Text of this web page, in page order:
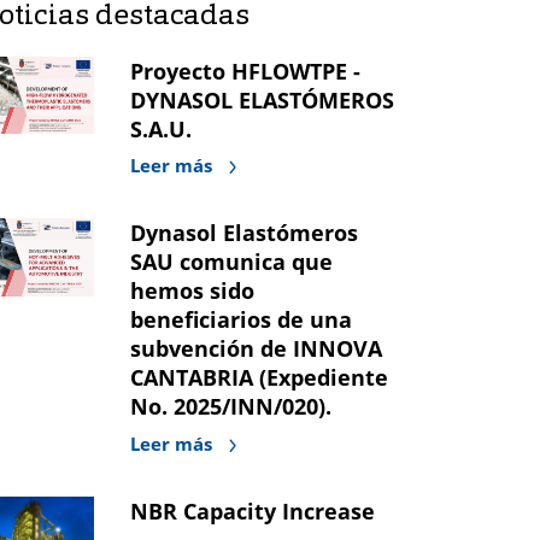
destacadas
Proyecto HFLOWTPE -
DYNASOL ELASTÓMEROS
S.A.U.
Leer más
Dynasol Elastómeros
SAU comunica que
hemos sido
beneficiarios de una
subvención de INNOVA
CANTABRIA (Expediente
No. 2025/INN/020).
Leer más
NBR Capacity Increase